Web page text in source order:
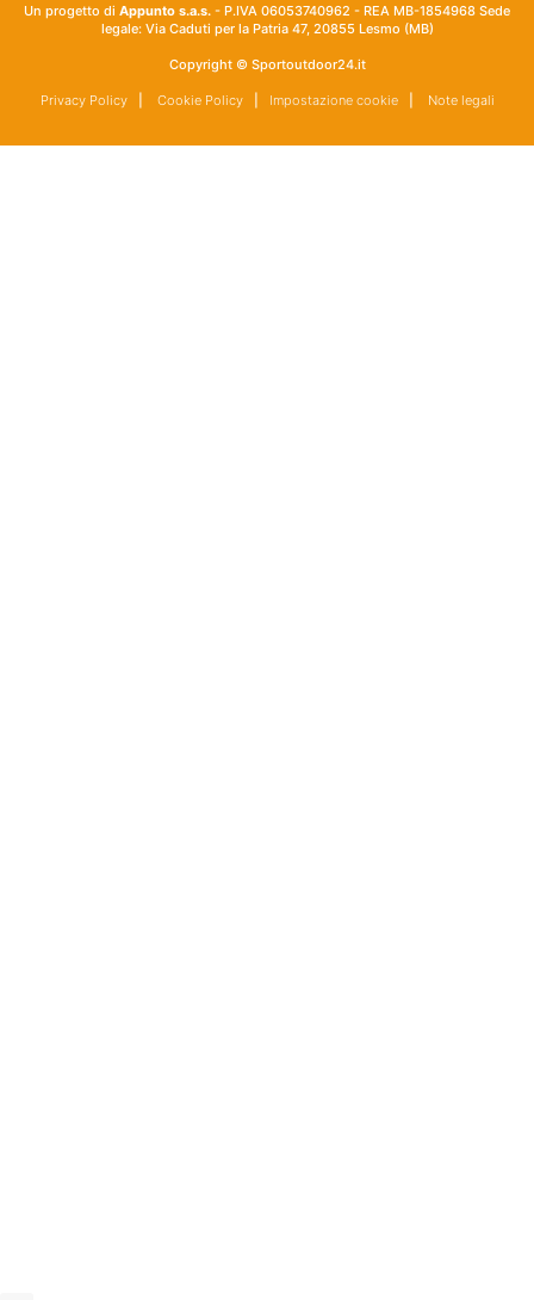
Un progetto di Appunto s.a.s. - P.IVA 06053740962 - REA MB-1854968 Sede
legale: Via Caduti per la Patria 47, 20855 Lesmo (MB)
Copyright © Sportoutdoor24.it
Privacy Policy| Cookie Policy| Impostazione cookie| Note legali